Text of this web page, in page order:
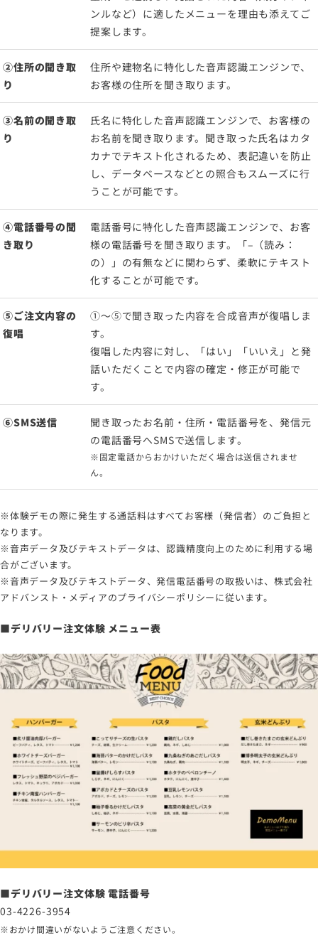
ンルなど）に適したメニューを理由も添えてご
提案します。
②住所の聞き取
り
住所や建物名に特化した音声認識エンジンで、
お客様の住所を聞き取ります。
③名前の聞き取
り
氏名に特化した音声認識エンジンで、お客様の
お名前を聞き取ります。聞き取った氏名はカタ
カナでテキスト化されるため、表記違いを防止
し、データベースなどとの照合もスムーズに行
うことが可能です。
④電話番号の聞
き取り
電話番号に特化した音声認識エンジンで、お客
様の電話番号を聞き取ります。「– （読み：
の）」の有無などに関わらず、柔軟にテキスト
化することが可能です。
⑤ご注文内容の
復唱
①～⑤で聞き取った内容を合成音声が復唱しま
す。
復唱した内容に対し、「はい」「いいえ」と発
話いただくことで内容の確定・修正が可能で
す。
⑥SMS送信
聞き取ったお名前・住所・電話番号を、発信元
の電話番号へSMSで送信します。
※固定電話からおかけいただく場合は送信されませ
ん。
※体験デモの際に発生する通話料はすべてお客様（発信者）のご負担と
なります。
※音声データ及びテキストデータは、認識精度向上のために利用する場
合がございます。
※音声データ及びテキストデータ、発信電話番号の取扱いは、株式会社
アドバンスト・メディアのプライバシーポリシーに従います。
■デリバリー注文体験 メニュー表
■デリバリー注文体験 電話番号
03-4226-3954
※おかけ間違いがないようご注意ください。